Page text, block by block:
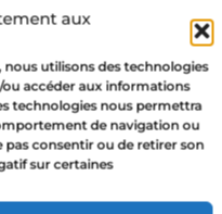
aux
utilisons des technologies
accéder aux informations
technologies nous permettra
de navigation ou
pas consentir ou de retirer son
sur certaines
49,00€